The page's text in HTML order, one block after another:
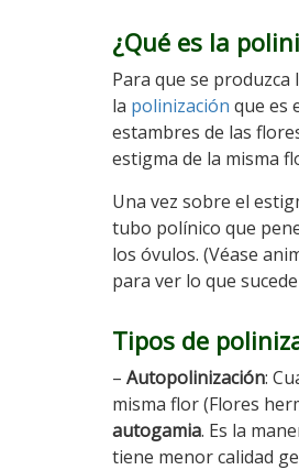
¿Qué es la
Para que se produzca
la polinización que es
estambres de las
estigma de la misma
Una vez sobre el
tubo polínico que
los óvulos. (Véase
para ver lo que
Tipos de
– Autopolinización:
misma flor (Flores
autogamia. Es la
tiene menor calidad